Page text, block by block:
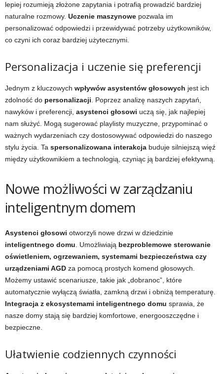
lepiej rozumieją złożone zapytania i potrafią prowadzić bardziej
naturalne rozmowy. Uczenie maszynowe pozwala im
personalizować odpowiedzi i przewidywać potrzeby użytkowników,
co czyni ich coraz bardziej użytecznymi.
Personalizacja i uczenie się preferencji
Jednym z kluczowych wpływów asystentów głosowych jest ich
zdolność do personalizacji . Poprzez analizę naszych zapytań,
nawyków i preferencji, asystenci głosowi uczą się, jak najlepiej
nam służyć. Mogą sugerować playlisty muzyczne, przypominać o
ważnych wydarzeniach czy dostosowywać odpowiedzi do naszego
stylu życia. Ta spersonalizowana interakcja buduje silniejszą więź
między użytkownikiem a technologią, czyniąc ją bardziej efektywną.
Nowe możliwości w zarządzaniu
inteligentnym domem
Asystenci głosowi otworzyli nowe drzwi w dziedzinie
inteligentnego domu . Umożliwiają bezproblemowe sterowanie
oświetleniem, ogrzewaniem, systemami bezpieczeństwa czy
urządzeniami AGD za pomocą prostych komend głosowych.
Możemy ustawić scenariusze, takie jak „dobranoc”, które
automatycznie wyłączą światła, zamkną drzwi i obniżą temperaturę.
Integracja z ekosystemami inteligentnego domu sprawia, że
nasze domy stają się bardziej komfortowe, energooszczędne i
bezpieczne.
Ułatwienie codziennych czynności